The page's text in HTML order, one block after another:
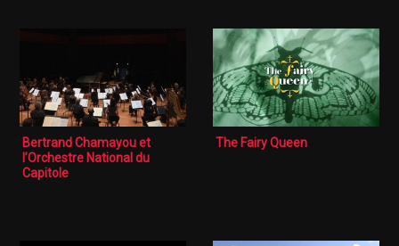
Bertrand Chamayou et
l’Orchestre National du
Capitole
The Fairy Queen